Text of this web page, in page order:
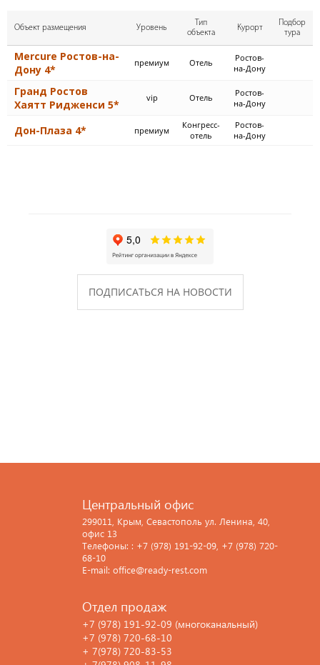
Объект размещения Уровень
Тип
объекта
Курорт
Подбор
тура
Mercure Ростов-на-
Дону 4*
премиум Отель
Ростов-
на-Дону
Гранд Ростов
Хаятт Ридженси 5*
vip Отель
Ростов-
на-Дону
Дон-Плаза 4* премиум
Конгресс-
отель
Ростов-
на-Дону
ПОДПИСАТЬСЯ НА НОВОСТИ
Центральный офис
299011, Крым, Севастополь ул. Ленина, 40,
офис 13
Телефоны: : +7 (978) 191-92-09, +7 (978) 720-
68-10
E-mail: office@ready-rest.com
Отдел продаж
+7 (978) 191-92-09 (многоканальный)
+7 (978) 720-68-10
+ 7(978) 720-83-53